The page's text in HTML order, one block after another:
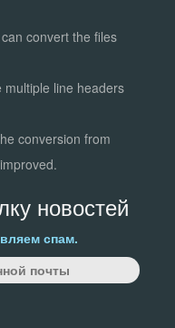
convert the files
multiple line headers
conversion from
новостей
спам.